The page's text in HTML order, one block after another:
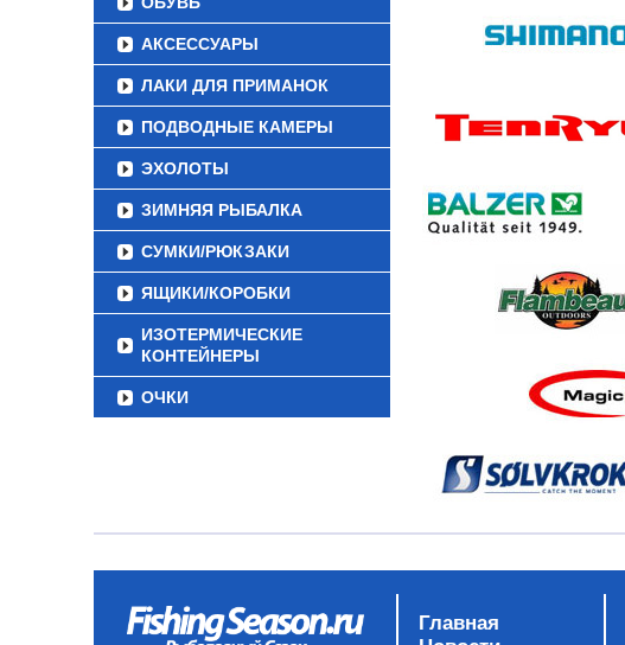
АКСЕССУАРЫ
ЛАКИ ДЛЯ ПРИМАНОК
ПОДВОДНЫЕ КАМЕРЫ
ЭХОЛОТЫ
ЗИМНЯЯ РЫБАЛКА
СУМКИ/РЮКЗАКИ
ЯЩИКИ/КОРОБКИ
ИЗОТЕРМИЧЕСКИЕ
КОНТЕЙНЕРЫ
ОЧКИ
Главная